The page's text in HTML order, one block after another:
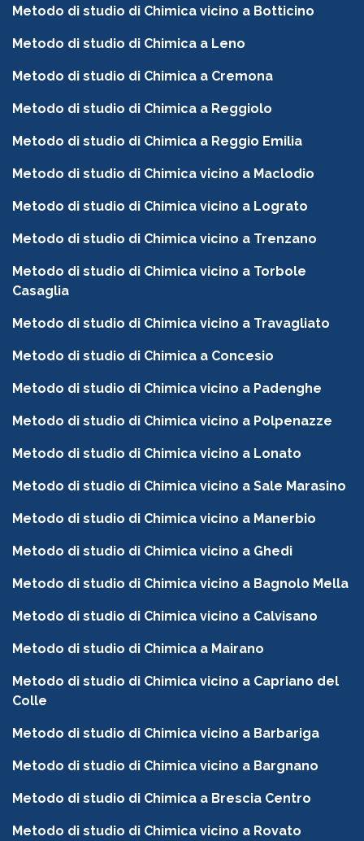
Metodo di studio di Chimica vicino a Botticino
Metodo di studio di Chimica a Leno
Metodo di studio di Chimica a Cremona
Metodo di studio di Chimica a Reggiolo
Metodo di studio di Chimica a Reggio Emilia
Metodo di studio di Chimica vicino a Maclodio
Metodo di studio di Chimica vicino a Lograto
Metodo di studio di Chimica vicino a Trenzano
Metodo di studio di Chimica vicino a Torbole
Casaglia
Metodo di studio di Chimica vicino a Travagliato
Metodo di studio di Chimica a Concesio
Metodo di studio di Chimica vicino a Padenghe
Metodo di studio di Chimica vicino a Polpenazze
Metodo di studio di Chimica vicino a Lonato
Metodo di studio di Chimica vicino a Sale Marasino
Metodo di studio di Chimica vicino a Manerbio
Metodo di studio di Chimica vicino a Ghedi
Metodo di studio di Chimica vicino a Bagnolo Mella
Metodo di studio di Chimica vicino a Calvisano
Metodo di studio di Chimica a Mairano
Metodo di studio di Chimica vicino a Capriano del
Colle
Metodo di studio di Chimica vicino a Barbariga
Metodo di studio di Chimica vicino a Bargnano
Metodo di studio di Chimica a Brescia Centro
Metodo di studio di Chimica vicino a Rovato